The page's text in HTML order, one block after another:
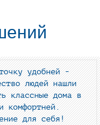
удобней -
людей нашли
классные дома в
комфортней.
для себя!